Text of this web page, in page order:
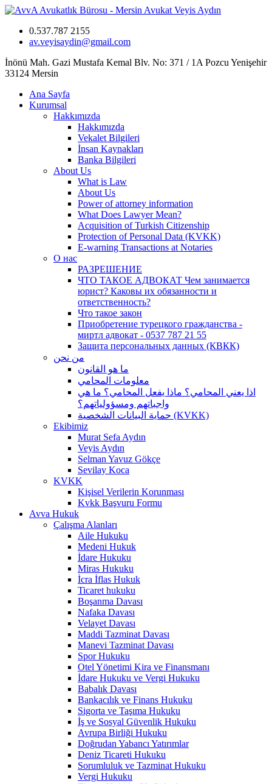
0.537.787 2155
av.veyisaydin@gmail.com
İnönü Mah. Gazi Mustafa Kemal Blv. No: 371 / 1A Pozcu Yenişehir
33124 Mersin
Ana Sayfa
Kurumsal
Hakkımızda
Hakkımızda
Vekalet Bilgileri
İnsan Kaynakları
Banka Bilgileri
About Us
What is Law
About Us
Power of attorney information
What Does Lawyer Mean?
Acquisition of Turkish Citizenship
Protection of Personal Data (KVKK)
E-warning Transactions at Notaries
О нас
РАЗРЕШЕНИЕ
ЧТО ТАКОЕ АДВОКАТ Чем занимается
юрист? Каковы их обязанности и
ответственность?
Что такое закон
Приобретение турецкого гражданства -
миртл адвокат - 0537 787 21 55
Защита персональных данных (КВКК)
من نحن
ما هو القانون
معلومات المحامي
اذا يعني المحامي؟ ماذا يفعل المحامي؟ ما هي
واجباتهم ومسؤولياتهم؟
حماية البيانات الشخصية (KVKK)
Ekibimiz
Murat Sefa Aydın
Veyis Aydın
Selman Yavuz Gökçe
Sevilay Koca
KVKK
Kişisel Verilerin Korunması
Kvkk Başvuru Formu
Avva Hukuk
Çalışma Alanları
Aile Hukuku
Medeni Hukuk
İdare Hukuku
Miras Hukuku
İcra İflas Hukuk
Ticaret hukuku
Boşanma Davası
Nafaka Davası
Velayet Davası
Maddi Tazminat Davası
Manevi Tazminat Davası
Spor Hukuku
Otel Yönetimi Kira ve Finansmanı
İdare Hukuku ve Vergi Hukuku
Babalık Davası
Bankacılık ve Finans Hukuku
Sigorta ve Taşıma Hukuku
İş ve Sosyal Güvenlik Hukuku
Avrupa Birliği Hukuku
Doğrudan Yabancı Yatırımlar
Deniz Ticareti Hukuku
Sorumluluk ve Tazminat Hukuku
Vergi Hukuku